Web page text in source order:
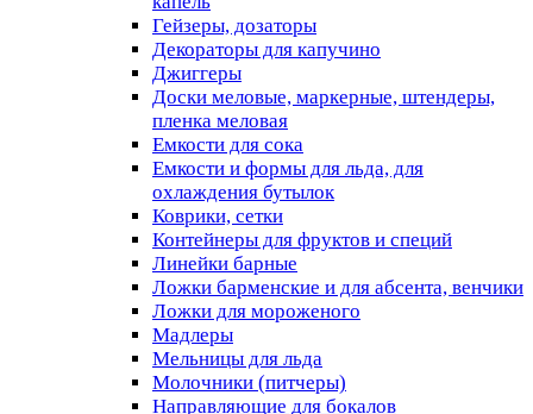
Гейзеры, дозаторы
Декораторы для капучино
Джиггеры
Доски меловые, маркерные, штендеры,
пленка меловая
Емкости для сока
Емкости и формы для льда, для
охлаждения бутылок
Коврики, сетки
Контейнеры для фруктов и специй
Линейки барные
Ложки барменские и для абсента, венчики
Ложки для мороженого
Мадлеры
Мельницы для льда
Молочники (питчеры)
Направляющие для бокалов